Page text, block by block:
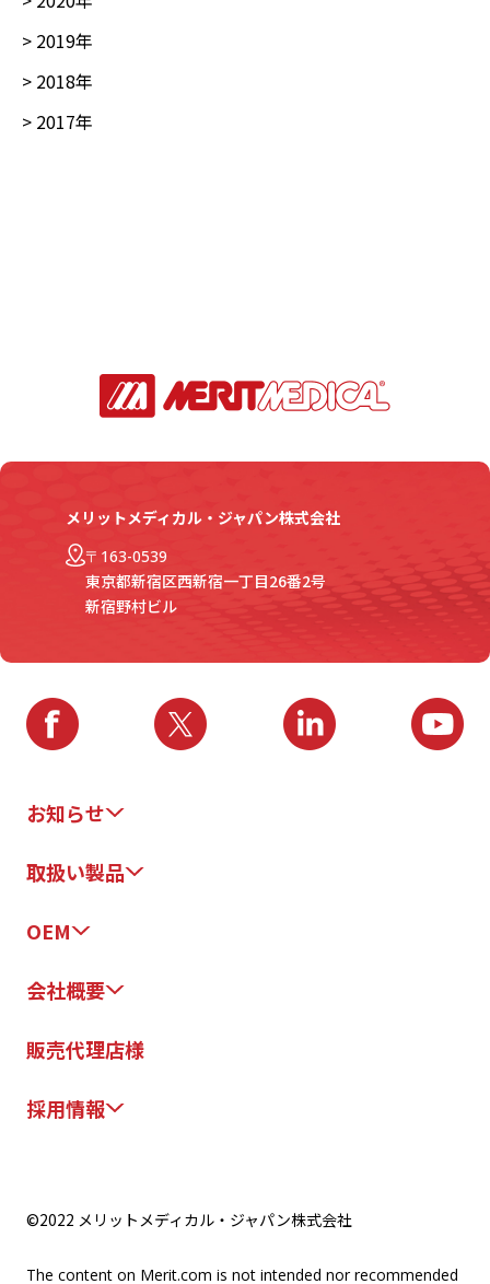
> 2019年
> 2018年
> 2017年
メリットメディカル・ジャパン株式会社
〒163-0539
東京都新宿区西新宿一丁目26番2号
新宿野村ビル
お知らせ
取扱い製品
OEM
会社概要
販売代理店様
採用情報
©2022 メリットメディカル・ジャパン株式会社
The content on Merit.com is not intended nor recommended